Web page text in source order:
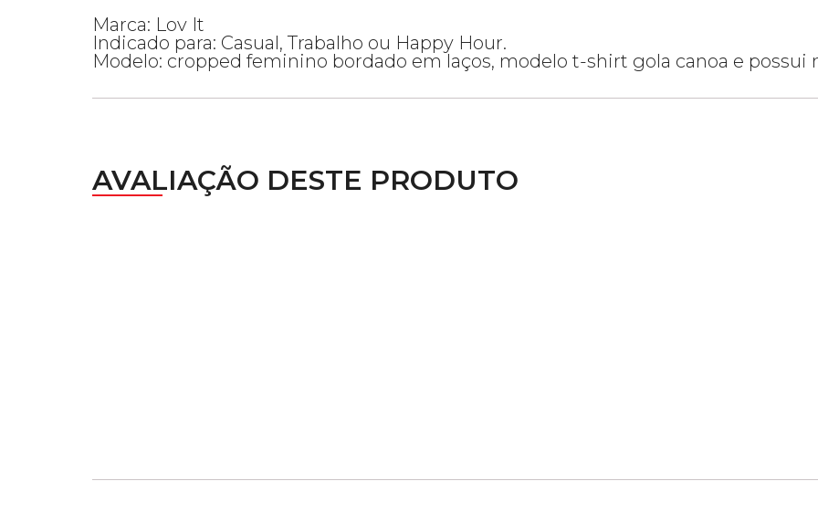
Marca: Lov It
Indicado para: Casual, Trabalho ou Happy Hour.
Modelo: cropped feminino bordado em laços, modelo t-shirt gola canoa e possui
AVALIAÇÃO DESTE PRODUTO